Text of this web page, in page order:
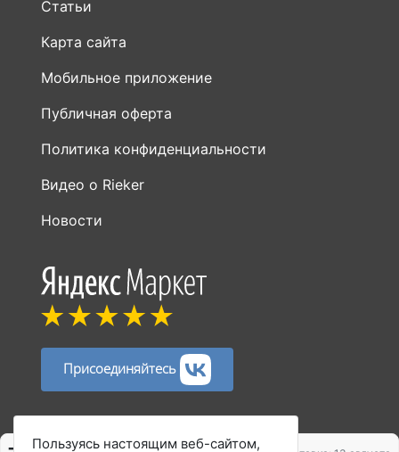
Публичная оферта
Политика конфиденциальности
Видео о Rieker
Новости
Присоединяйтесь
Способы оплаты:
Пользуясь настоящим веб-сайтом,